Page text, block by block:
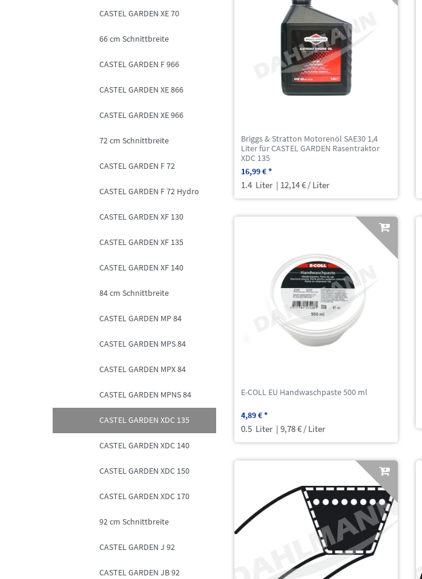
CASTEL GARDEN XE 70
66 cm Schnittbreite
CASTEL GARDEN F 966
CASTEL GARDEN XE 866
CASTEL GARDEN XE 966
72 cm Schnittbreite
CASTEL GARDEN F 72
CASTEL GARDEN F 72 Hydro
CASTEL GARDEN XF 130
CASTEL GARDEN XF 135
CASTEL GARDEN XF 140
84 cm Schnittbreite
CASTEL GARDEN MP 84
CASTEL GARDEN MPS 84
CASTEL GARDEN MPX 84
CASTEL GARDEN MPNS 84
CASTEL GARDEN XDC 135
CASTEL GARDEN XDC 140
CASTEL GARDEN XDC 150
CASTEL GARDEN XDC 170
92 cm Schnittbreite
CASTEL GARDEN J 92
CASTEL GARDEN JB 92
Briggs & Stratton Motorenöl SAE30 1,4
Liter für CASTEL GARDEN Rasentraktor
XDC 135
16,99 € *
1.4 Liter | 12,14 € / Liter
E-COLL EU Handwaschpaste 500 ml
4,89 € *
0.5 Liter | 9,78 € / Liter